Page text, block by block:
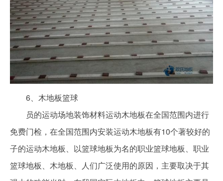
6、木地板篮球
员的运动场地装饰材料运动木地板在全国范围内进行
免费门检，在全国范围内安装运动木地板有10个著较好的
子的运动木地板、以篮球地板为名的职业篮球地板、职业
篮球地板、木地板、人们广泛使用的原因，主要取决于其